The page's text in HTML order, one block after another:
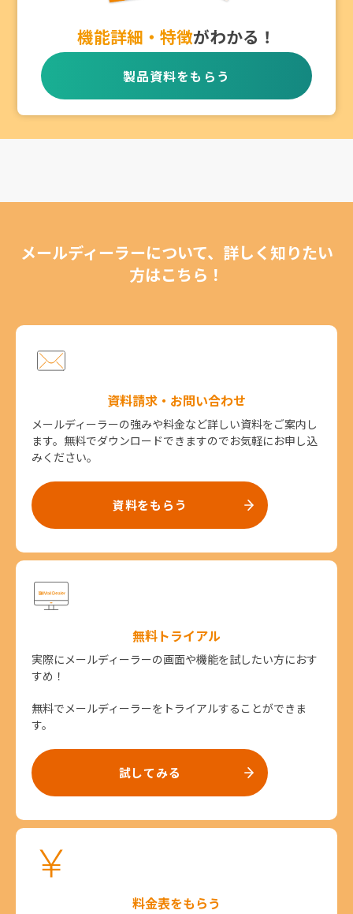
機能詳細・特徴がわかる！
製品資料をもらう
メールディーラーについて、詳しく知りたい
方はこちら！
資料請求・お問い合わせ
メールディーラーの強みや料金など詳しい資料をご案内し
ます。無料でダウンロードできますのでお気軽にお申し込
みください。
資料をもらう
無料トライアル
実際にメールディーラーの画面や機能を試したい方におす
すめ！
無料でメールディーラーをトライアルすることができま
す。
試してみる
料金表をもらう